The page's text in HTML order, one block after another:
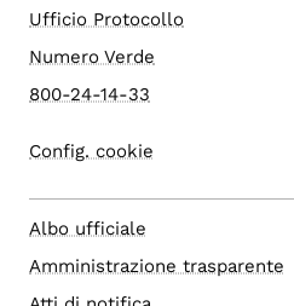
Ufficio Protocollo
Numero Verde
800-24-14-33
Config. cookie
Albo ufficiale
Amministrazione trasparente